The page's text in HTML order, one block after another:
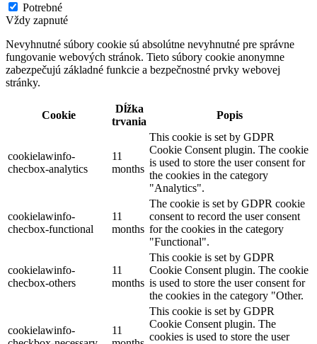
Potrebné
Vždy zapnuté
Nevyhnutné súbory cookie sú absolútne nevyhnutné pre správne
fungovanie webových stránok. Tieto súbory cookie anonymne
zabezpečujú základné funkcie a bezpečnostné prvky webovej
stránky.
Cookie
Dĺžka
trvania
Popis
cookielawinfo-
checbox-analytics
11
months
This cookie is set by GDPR
Cookie Consent plugin. The cookie
is used to store the user consent for
the cookies in the category
"Analytics".
cookielawinfo-
checbox-functional
11
months
The cookie is set by GDPR cookie
consent to record the user consent
for the cookies in the category
"Functional".
cookielawinfo-
checbox-others
11
months
This cookie is set by GDPR
Cookie Consent plugin. The cookie
is used to store the user consent for
the cookies in the category "Other.
cookielawinfo-
11
This cookie is set by GDPR
Cookie Consent plugin. The
cookies is used to store the user